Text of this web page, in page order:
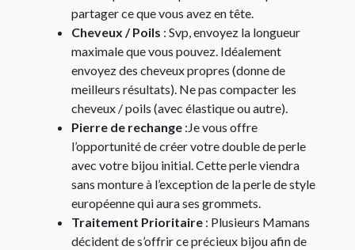
partager ce que vous avez en tête.
Cheveux / Poils : Svp, envoyez la longueur
maximale que vous pouvez. Idéalement
envoyez des cheveux propres (donne de
meilleurs résultats). Ne pas compacter les
cheveux / poils (avec élastique ou autre).
Pierre de rechange :Je vous offre
l’opportunité de créer votre double de perle
avec votre bijou initial. Cette perle viendra
sans monture à l’exception de la perle de style
européenne qui aura ses grommets.
Traitement Prioritaire : Plusieurs Mamans
décident de s’offrir ce précieux bijou afin de